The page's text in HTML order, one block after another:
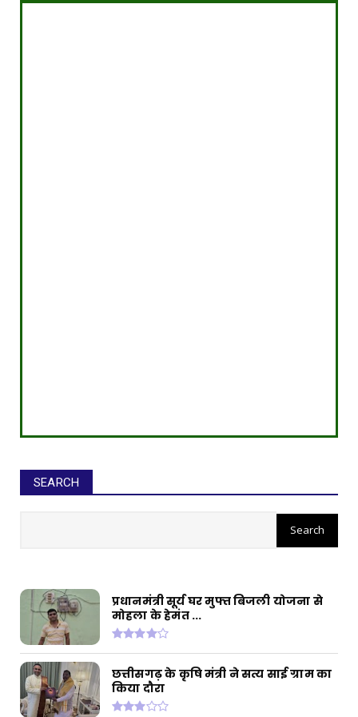
SEARCH
सीईओ ने घोटाले कर बनाई करोड़ों की
प्रधानमंत्री सूर्य घर मुफ्त बिजली योजना से
मोहला के हेमंत ...
छत्तीसगढ़ के कृषि मंत्री ने सत्य साई ग्राम का
किया दौरा